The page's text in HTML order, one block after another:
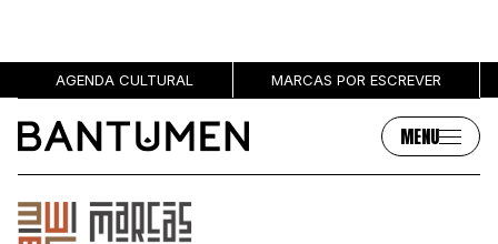
AGENDA CULTURAL MARCAS POR ESCREVER
MENU
Artigos